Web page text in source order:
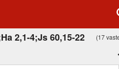
2,1-4;Js 60,15-22 (17